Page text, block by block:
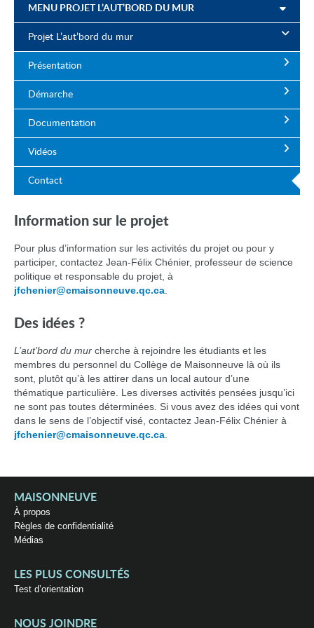
MENU PROJET L’AUT’BORD DU MUR
Projet L’aut’bord du mur
Présentation
Démarche
Documentation
Vidéos
Contact
Information sur le projet
Pour plus d’information sur les activités du projet ou pour y
participer, contactez Jean-Félix Chénier, professeur de science
politique et responsable du projet, à
jfchenier@cmaisonneuve.qc.ca
Des idées ?
L’aut’bord du mur cherche à rejoindre les étudiants et les
membres du personnel du Collège de Maisonneuve là où ils
sont, plutôt qu’à les attirer dans un local autour d’une
thématique particulière. Les diverses activités pensées jusqu’ici
ne sont pas toutes déterminées. Si vous avez des idées qui vont
dans le sens de l’objectif visé, contactez Jean-Félix Chénier à
jfchenier@cmaisonneuve.qc.ca
MAISONNEUVE
À propos
Règles de confidentialité
Médias
LES PLUS CONSULTÉS
Test d’orientation
NOUS JOINDRE